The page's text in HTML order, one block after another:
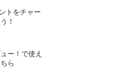
トをチャー
！
ー！で使え
ら